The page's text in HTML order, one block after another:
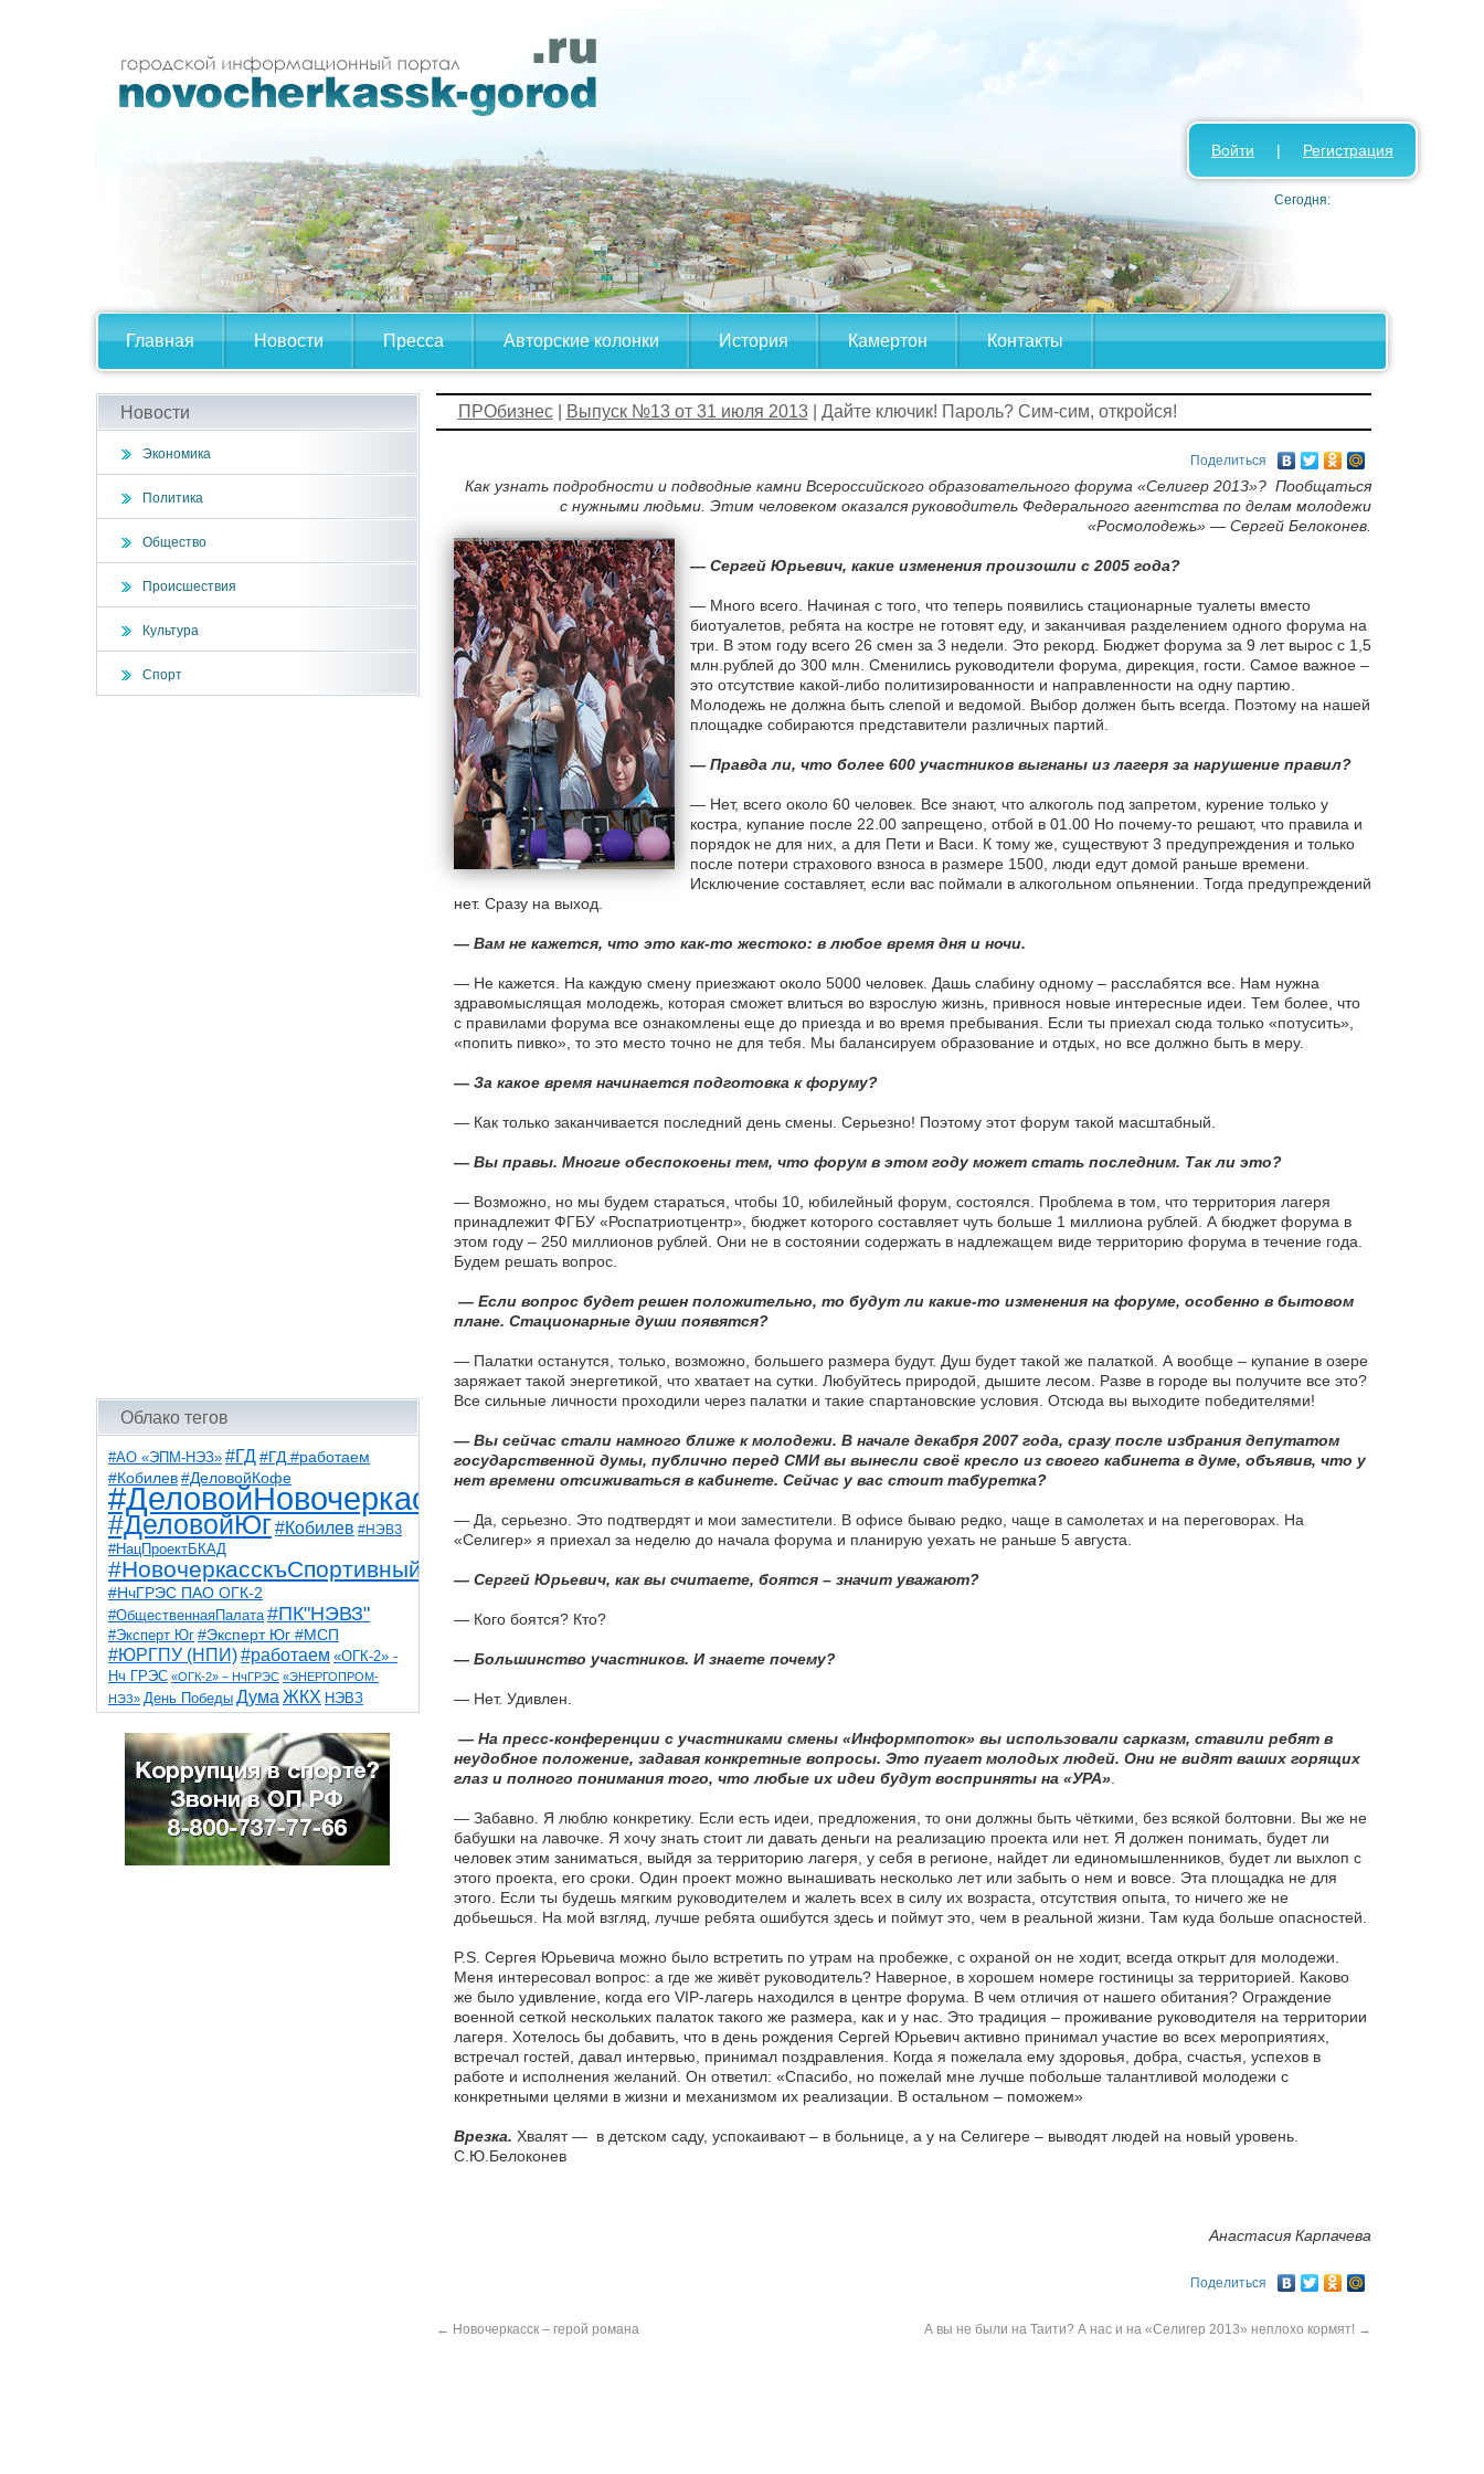
Главная Новости Пресса Авторские колонки История Камертон Контакты
Войти | Регистрация
Сегодня:
Новости
Экономика
Политика
Общество
Происшествия
Культура
Спорт
Облако тегов
#АО «ЭПМ-НЭЗ» #ГД #ГД #работаем
#Кобилев #ДеловойКофе
#ДеловойНовочеркасск
#ДеловойЮг#Кобилев #НЭВЗ
#НацПроектБКАД
#НовочеркасскъСпортивный
#НчГРЭС ПАО ОГК-2
#ОбщественнаяПалата #ПК"НЭВЗ"
#Эксперт Юг #Эксперт Юг #МСП
#ЮРГПУ (НПИ)#работаем «ОГК-2» -
Нч ГРЭС «ОГК-2» – НчГРЭС «ЭНЕРГОПРОМ-
НЭЗ» День Победы Дума ЖКХ НЭВЗ
НчГРЭС ТНТ
благоустройствоветераны выборы
детидороги казаки коррупция космос
общественная палата парк пожар роща
спорт театр транспорт художники
ПРОбизнес| Выпуск №13 от 31 июля 2013| Дайте ключик! Пароль? Сим-сим, откройся!
Поделиться
Как узнать подробности и подводные камни Всероссийского образовательного форума «Селигер 2013»? Пообщаться
с нужными людьми. Этим человеком оказался руководитель Федерального агентства по делам молодежи
«Росмолодежь» — Сергей Белоконев.
— Сергей Юрьевич, какие изменения произошли с 2005 года?
— Много всего. Начиная с того, что теперь появились стационарные туалеты вместо
биотуалетов, ребята на костре не готовят еду, и заканчивая разделением одного форума на
три. В этом году всего 26 смен за 3 недели. Это рекорд. Бюджет форума за 9 лет вырос с 1,5
млн.рублей до 300 млн. Сменились руководители форума, дирекция, гости. Самое важное –
это отсутствие какой-либо политизированности и направленности на одну партию.
Молодежь не должна быть слепой и ведомой. Выбор должен быть всегда. Поэтому на нашей
площадке собираются представители различных партий.
— Правда ли, что более 600 участников выгнаны из лагеря за нарушение правил?
— Нет, всего около 60 человек. Все знают, что алкоголь под запретом, курение только у
костра, купание после 22.00 запрещено, отбой в 01.00 Но почему-то решают, что правила и
порядок не для них, а для Пети и Васи. К тому же, существуют 3 предупреждения и только
после потери страхового взноса в размере 1500, люди едут домой раньше времени.
Исключение составляет, если вас поймали в алкогольном опьянении. Тогда предупреждений
нет. Сразу на выход.
— Вам не кажется, что это как-то жестоко: в любое время дня и ночи.
— Не кажется. На каждую смену приезжают около 5000 человек. Дашь слабину одному – расслабятся все. Нам нужна
здравомыслящая молодежь, которая сможет влиться во взрослую жизнь, привнося новые интересные идеи. Тем более, что
с правилами форума все ознакомлены еще до приезда и во время пребывания. Если ты приехал сюда только «потусить»,
«попить пивко», то это место точно не для тебя. Мы балансируем образование и отдых, но все должно быть в меру.
— За какое время начинается подготовка к форуму?
— Как только заканчивается последний день смены. Серьезно! Поэтому этот форум такой масштабный.
— Вы правы. Многие обеспокоены тем, что форум в этом году может стать последним. Так ли это?
— Возможно, но мы будем стараться, чтобы 10, юбилейный форум, состоялся. Проблема в том, что территория лагеря
принадлежит ФГБУ «Роспатриотцентр», бюджет которого составляет чуть больше 1 миллиона рублей. А бюджет форума в
этом году – 250 миллионов рублей. Они не в состоянии содержать в надлежащем виде территорию форума в течение года.
Будем решать вопрос.
— Если вопрос будет решен положительно, то будут ли какие-то изменения на форуме, особенно в бытовом
плане. Стационарные души появятся?
— Палатки останутся, только, возможно, большего размера будут. Душ будет такой же палаткой. А вообще – купание в озере
заряжает такой энергетикой, что хватает на сутки. Любуйтесь природой, дышите лесом. Разве в городе вы получите все это?
Все сильные личности проходили через палатки и такие спартановские условия. Отсюда вы выходите победителями!
— Вы сейчас стали намного ближе к молодежи. В начале декабря 2007 года, сразу после избрания депутатом
государственной думы, публично перед СМИ вы вынесли своё кресло из своего кабинета в думе, объявив, что у
нет времени отсиживаться в кабинете. Сейчас у вас стоит табуретка?
— Да, серьезно. Это подтвердят и мои заместители. В офисе бываю редко, чаще в самолетах и на переговорах. На
«Селигер» я приехал за неделю до начала форума и планирую уехать не раньше 5 августа.
— Сергей Юрьевич, как вы считаете, боятся – значит уважают?
— Кого боятся? Кто?
— Большинство участников. И знаете почему?
— Нет. Удивлен.
— На пресс-конференции с участниками смены «Информпоток» вы использовали сарказм, ставили ребят в
неудобное положение, задавая конкретные вопросы. Это пугает молодых людей. Они не видят ваших горящих
глаз и полного понимания того, что любые их идеи будут восприняты на «УРА».
— Забавно. Я люблю конкретику. Если есть идеи, предложения, то они должны быть чёткими, без всякой болтовни. Вы же не
бабушки на лавочке. Я хочу знать стоит ли давать деньги на реализацию проекта или нет. Я должен понимать, будет ли
человек этим заниматься, выйдя за территорию лагеря, у себя в регионе, найдет ли единомышленников, будет ли выхлоп с
этого проекта, его сроки. Один проект можно вынашивать несколько лет или забыть о нем и вовсе. Эта площадка не для
этого. Если ты будешь мягким руководителем и жалеть всех в силу их возраста, отсутствия опыта, то ничего же не
добьешься. На мой взгляд, лучше ребята ошибутся здесь и поймут это, чем в реальной жизни. Там куда больше опасностей.
P.S. Сергея Юрьевича можно было встретить по утрам на пробежке, с охраной он не ходит, всегда открыт для молодежи.
Меня интересовал вопрос: а где же живёт руководитель? Наверное, в хорошем номере гостиницы за территорией. Каково
же было удивление, когда его VIP-лагерь находился в центре форума. В чем отличия от нашего обитания? Ограждение
военной сеткой нескольких палаток такого же размера, как и у нас. Это традиция – проживание руководителя на территории
лагеря. Хотелось бы добавить, что в день рождения Сергей Юрьевич активно принимал участие во всех мероприятиях,
встречал гостей, давал интервью, принимал поздравления. Когда я пожелала ему здоровья, добра, счастья, успехов в
работе и исполнения желаний. Он ответил: «Спасибо, но пожелай мне лучше побольше талантливой молодежи с
конкретными целями в жизни и механизмом их реализации. В остальном – поможем»
Врезка. Хвалят — в детском саду, успокаивают – в больнице, а у на Селигере – выводят людей на новый уровень.
С.Ю.Белоконев
Анастасия Карпачева
Поделиться
← Новочеркасск – герой романа А вы не были на Таити? А нас и на «Селигер 2013» неплохо кормят! →